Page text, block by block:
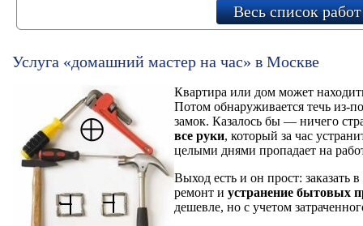
Весь список работ
Услуга «домашний мастер на час» в Москве
Квартира или дом может
Потом обнаруживается течь из-
замок. Казалось бы — ничего
все руки, который за час
целыми днями пропадает на
Выход есть и он прост: заказать
ремонт и устранение бытовых
дешевле, но с учетом